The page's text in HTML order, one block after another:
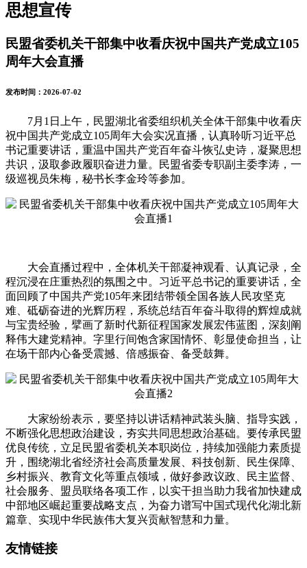
思想宣传
民盟省委机关干部集中收看庆祝中国共产党成立105
周年大会直播
发布时间：2026-07-02
7月1日上午，民盟湖北省委组织机关全体干部集中收看庆
祝中国共产党成立105周年大会实况直播，认真聆听习近平总
书记重要讲话，重温中国共产党百年奋斗恢弘史诗，凝聚思想
共识，汲取参政履职奋进力量。民盟省委专职副主委李涛，一
级巡视员朱梅，秘书长李金玲等参加。
大会直播过程中，全体机关干部凝神观看、认真记录，全
程沉浸在庄重热烈的氛围之中。习近平总书记的重要讲话，全
面回顾了中国共产党105年来团结带领全国各族人民攻坚克
难、砥砺奋进的光辉历程，系统总结百年奋斗取得的辉煌成就
与宝贵经验，擘画了新时代新征程国家发展宏伟蓝图，深刻阐
释伟大建党精神。字里行间饱含家国情怀、彰显使命担当，让
在场干部内心备受震撼、倍感振奋、备受鼓舞。
大家纷纷表示，要坚持以讲话精神武装头脑、指导实践，
不断强化思想政治建设，夯实共同思想政治基础。要传承民盟
优良传统，立足民盟省委机关本职岗位，持续加强能力素质提
升，围绕湖北省经济社会高质量发展、科技创新、民生保障、
乡村振兴、教育文化等重点领域，做好参政议政、民主监督、
社会服务、盟员联络各项工作，以实干担当助力我省加快建成
中部地区崛起重要战略支点，为奋力谱写中国式现代化湖北新
篇章、实现中华民族伟大复兴贡献智慧和力量。
友情链接